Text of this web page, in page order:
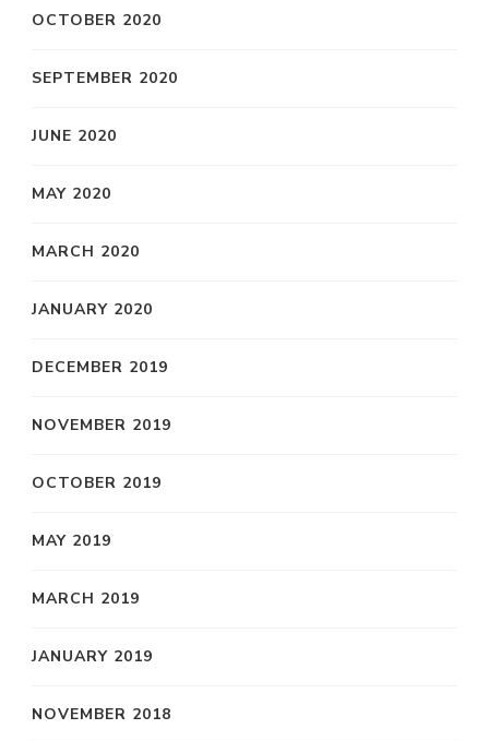
OCTOBER 2020
SEPTEMBER 2020
JUNE 2020
MAY 2020
MARCH 2020
JANUARY 2020
DECEMBER 2019
NOVEMBER 2019
OCTOBER 2019
MAY 2019
MARCH 2019
JANUARY 2019
NOVEMBER 2018